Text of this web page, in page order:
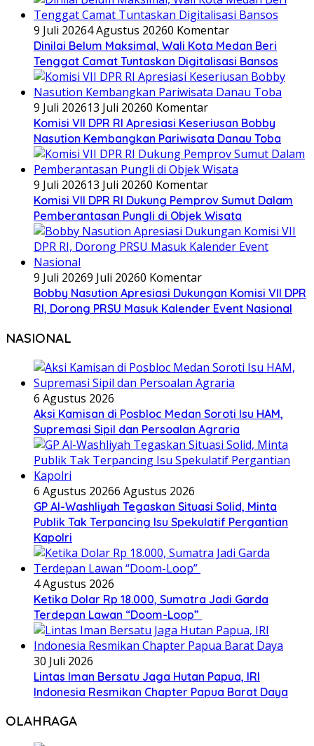
9 Juli 20264 Agustus 20260 Komentar
Dinilai Belum Maksimal, Wali Kota Medan Beri
Tenggat Camat Tuntaskan Digitalisasi Bansos
9 Juli 202613 Juli 20260 Komentar
Komisi VII DPR RI Apresiasi Keseriusan Bobby
Nasution Kembangkan Pariwisata Danau Toba
9 Juli 202613 Juli 20260 Komentar
Komisi VII DPR RI Dukung Pemprov Sumut Dalam
Pemberantasan Pungli di Objek Wisata
9 Juli 20269 Juli 20260 Komentar
Bobby Nasution Apresiasi Dukungan Komisi VII DPR
RI, Dorong PRSU Masuk Kalender Event Nasional
NASIONAL
6 Agustus 2026
Aksi Kamisan di Posbloc Medan Soroti Isu HAM,
Supremasi Sipil dan Persoalan Agraria
6 Agustus 20266 Agustus 2026
GP Al-Washliyah Tegaskan Situasi Solid, Minta
Publik Tak Terpancing Isu Spekulatif Pergantian
Kapolri
4 Agustus 2026
Ketika Dolar Rp 18.000, Sumatra Jadi Garda
Terdepan Lawan “Doom-Loop”
30 Juli 2026
Lintas Iman Bersatu Jaga Hutan Papua, IRI
Indonesia Resmikan Chapter Papua Barat Daya
OLAHRAGA